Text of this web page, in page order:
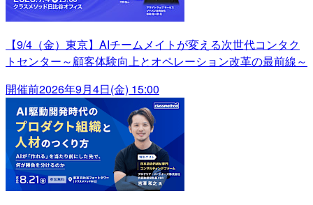
【9/4（金）東京】AIチームメイトが変える次世代コンタク
トセンター～顧客体験向上とオペレーション改革の最前線～
開催前2026年9月4日(金) 15:00